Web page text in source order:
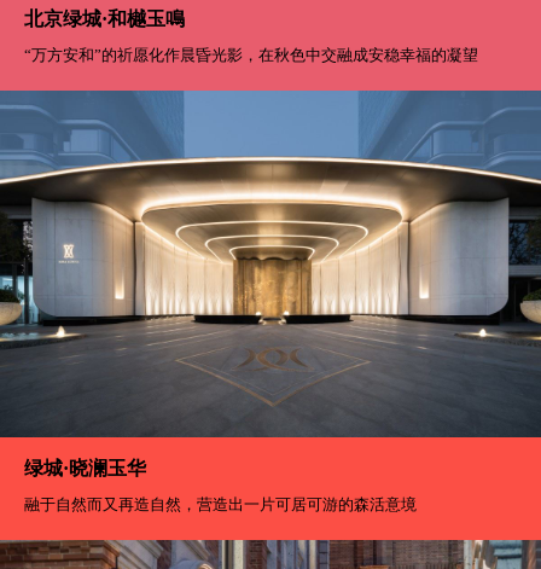
北京绿城·和樾玉鳴
“万方安和”的祈愿化作晨昏光影，在秋色中交融成安稳幸福的凝望
绿城·晓澜玉华
融于自然而又再造自然，营造出一片可居可游的森活意境